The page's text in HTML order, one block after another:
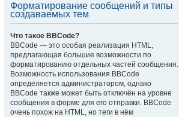
Форматирование сообщений и типы
создаваемых тем
Что такое BBCode?
BBCode — это особая реализация HTML,
предлагающая большие возможности по
форматированию отдельных частей сообщения.
Возможность использования BBCode
определяется администратором, однако
BBCode также может быть отключён на уровне
сообщения в форме для его отправки. BBCode
очень похож на HTML, но теги в нём